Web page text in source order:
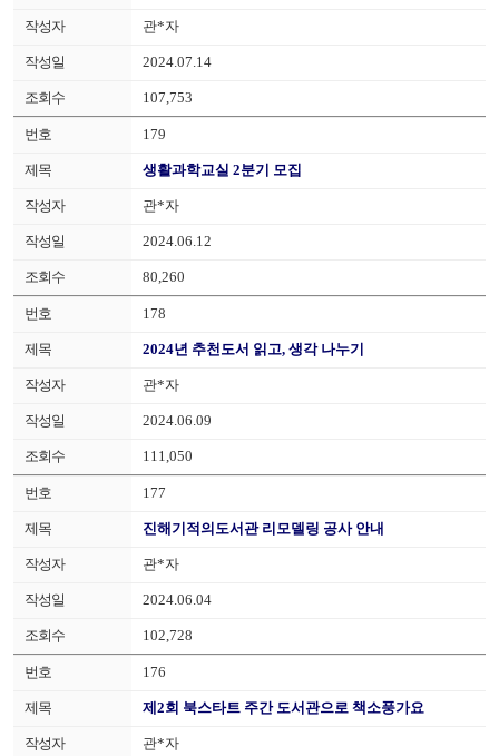
관*자
2024.07.14
107,753
179
생활과학교실 2분기 모집
관*자
2024.06.12
80,260
178
2024년 추천도서 읽고, 생각 나누기
관*자
2024.06.09
111,050
177
진해기적의도서관 리모델링 공사 안내
관*자
2024.06.04
102,728
176
제2회 북스타트 주간 도서관으로 책소풍가요
관*자